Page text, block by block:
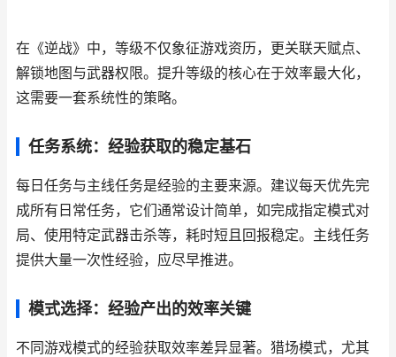
在《逆战》中，等级不仅象征游戏资历，更关联天赋点、
解锁地图与武器权限。提升等级的核心在于效率最大化，
这需要一套系统性的策略。
任务系统：经验获取的稳定基石
每日任务与主线任务是经验的主要来源。建议每天优先完
成所有日常任务，它们通常设计简单，如完成指定模式对
局、使用特定武器击杀等，耗时短且回报稳定。主线任务
提供大量一次性经验，应尽早推进。
模式选择：经验产出的效率关键
不同游戏模式的经验获取效率差异显著。猎场模式，尤其